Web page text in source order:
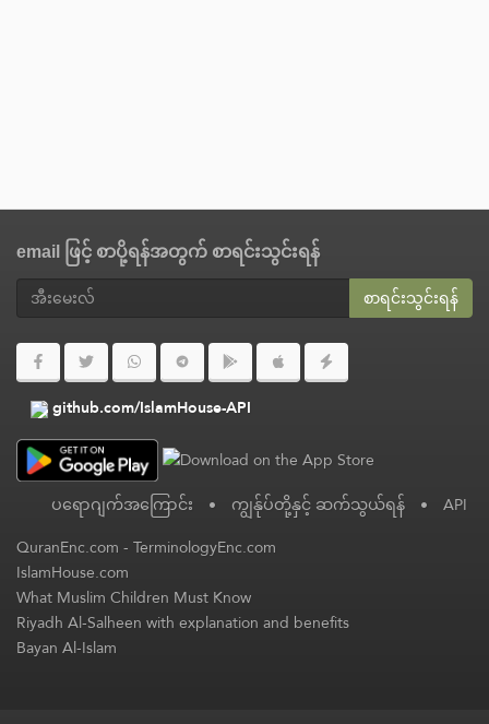
email ဖြင့် စာပို့ရန်အတွက် စာရင်းသွင်းရန်
စာရင်းသွင်းရန်
github.com/IslamHouse-API
ပရောဂျက်အကြောင်း • ကျွန်ုပ်တို့နှင့် ဆက်သွယ်ရန် • API
QuranEnc.com-TerminologyEnc.com
IslamHouse.com
What Muslim Children Must Know
Riyadh Al-Salheen with explanation and benefits
Bayan Al-Islam